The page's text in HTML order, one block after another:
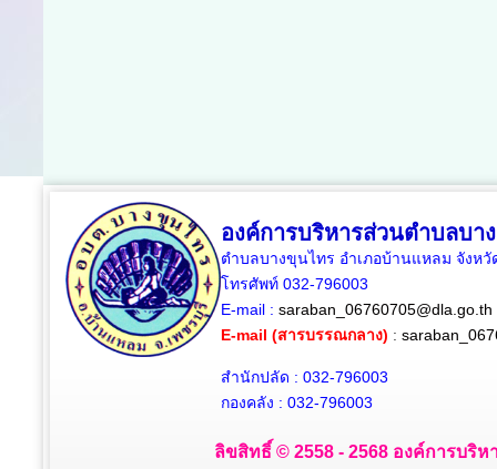
องค์การบริหารส่วนตำบลบา
ตำบลบางขุนไทร อำเภอบ้านแหลม จังหวั
โทรศัพท์ 032-796003
E-mail : saraban_06760705@dla.go.th
E-mail (สารบรรณกลาง) :
สำนักปลัด : 032-796003
กองคลัง : 032-796003
ลิขสิทธิ์ © 2558 - 2568 องค์การบริ